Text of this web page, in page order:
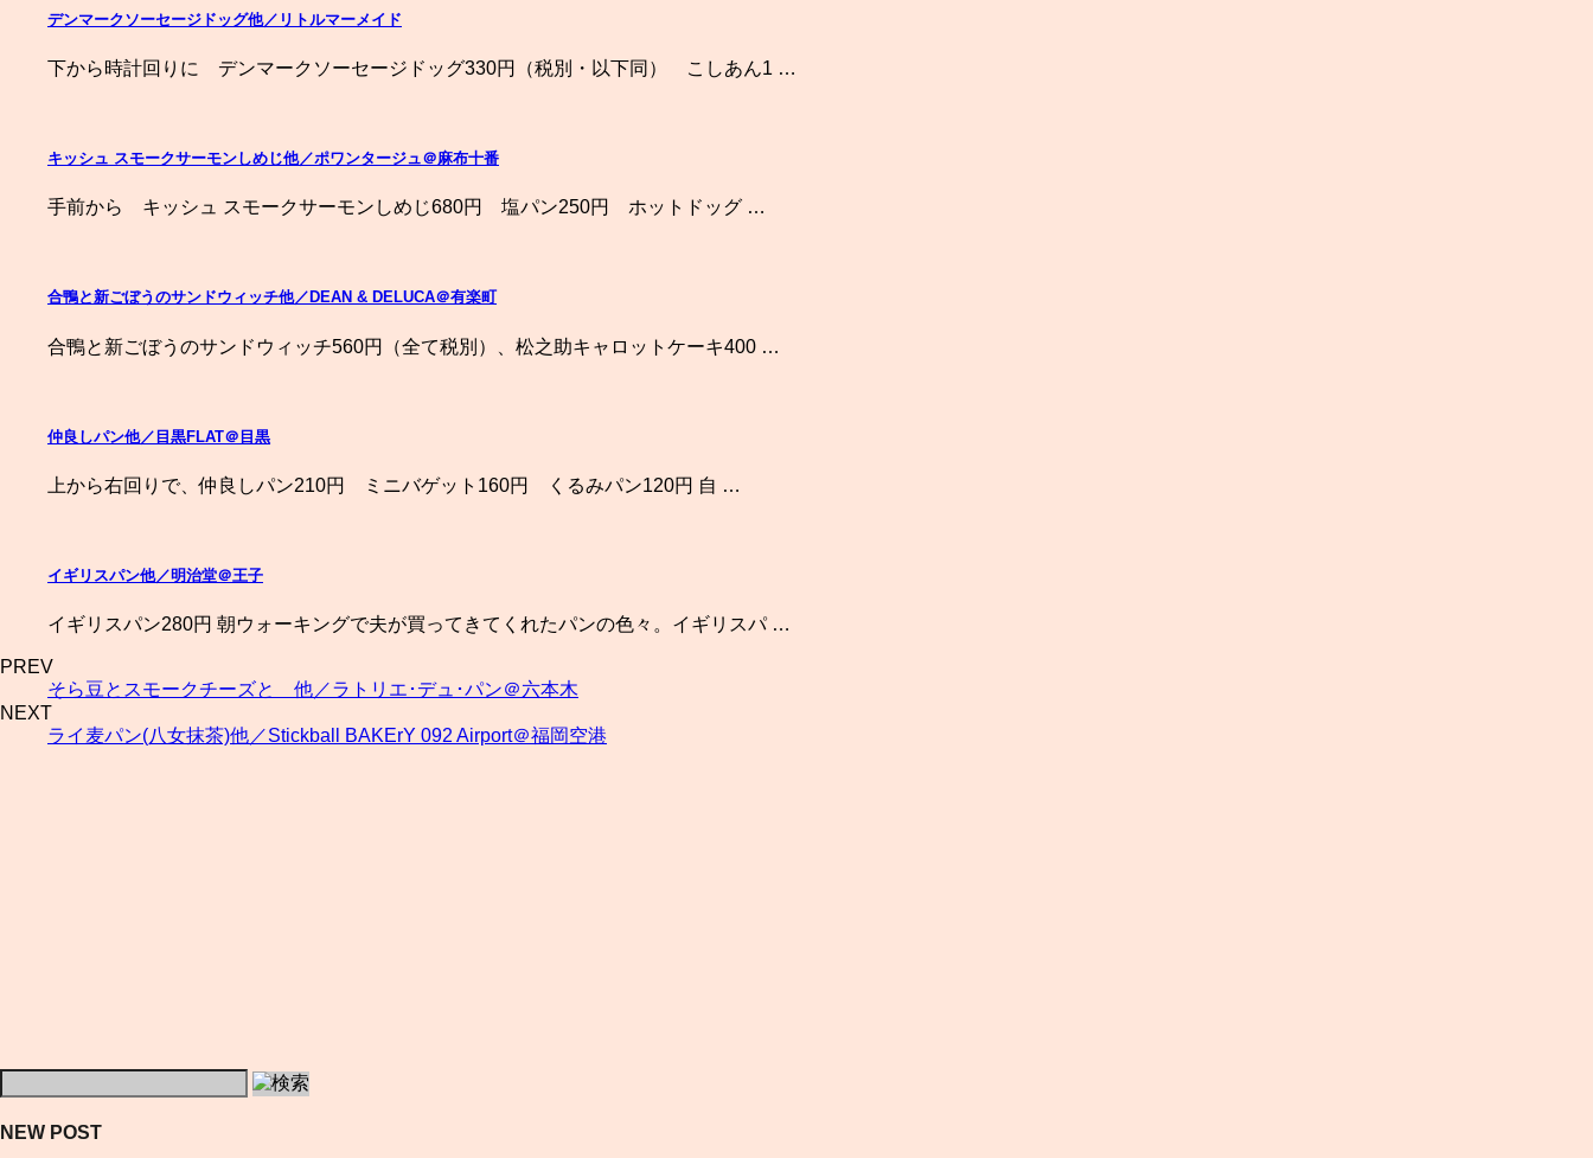
デンマークソーセージドッグ他／リトルマーメイド
下から時計回りに デンマークソーセージドッグ330円（税別・以下同） こしあん1 …
キッシュ スモークサーモンしめじ他／ポワンタージュ＠麻布十番
手前から キッシュ スモークサーモンしめじ680円 塩パン250円 ホットドッグ …
合鴨と新ごぼうのサンドウィッチ他／DEAN & DELUCA＠有楽町
合鴨と新ごぼうのサンドウィッチ560円（全て税別）、松之助キャロットケーキ400 …
仲良しパン他／目黒FLAT＠目黒
上から右回りで、仲良しパン210円 ミニバゲット160円 くるみパン120円 自 …
イギリスパン他／明治堂＠王子
イギリスパン280円 朝ウォーキングで夫が買ってきてくれたパンの色々。イギリスパ …
PREV
そら豆とスモークチーズと 他／ラトリエ･デュ･パン＠六本木
NEXT
ライ麦パン(八女抹茶)他／Stickball BAKErY 092 Airport＠福岡空港
NEW POST